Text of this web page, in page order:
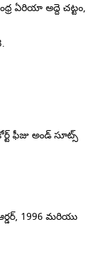
ఏరియా అద్దె చట్టం,
ఫీజు అండ్ సూట్స్
1996 మరియు